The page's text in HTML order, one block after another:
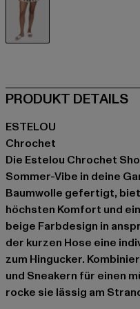
PRODUKT DETAILS
ESTELOU
Chrochet
Die Estelou Chrochet
Sommer-Vibe in deine
Baumwolle gefertigt,
höchsten Komfort und
beige Farbdesign in
der kurzen Hose eine
zum Hingucker.
und Sneakern für einen
rocke sie lässig am